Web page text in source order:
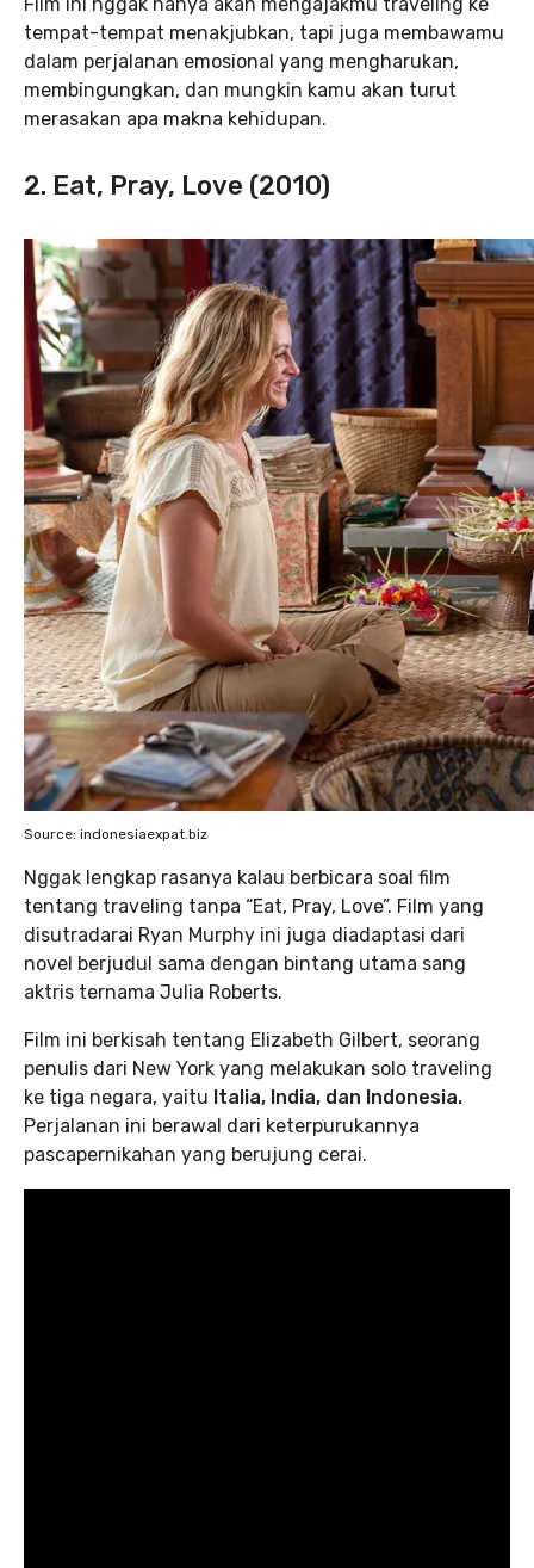
tempat-tempat menakjubkan, tapi juga membawamu
dalam perjalanan emosional yang mengharukan,
membingungkan, dan mungkin kamu akan turut
merasakan apa makna kehidupan.
2. Eat, Pray, Love (2010)
Source: indonesiaexpat.biz
Nggak lengkap rasanya kalau berbicara soal film
tentang traveling tanpa “Eat, Pray, Love”. Film yang
disutradarai Ryan Murphy ini juga diadaptasi dari
novel berjudul sama dengan bintang utama sang
aktris ternama Julia Roberts.
Film ini berkisah tentang Elizabeth Gilbert, seorang
penulis dari New York yang melakukan solo traveling
ke tiga negara, yaitu Italia, India, dan Indonesia.
Perjalanan ini berawal dari keterpurukannya
pascapernikahan yang berujung cerai.